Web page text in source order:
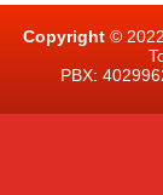
Copyright© 2022
PBX: